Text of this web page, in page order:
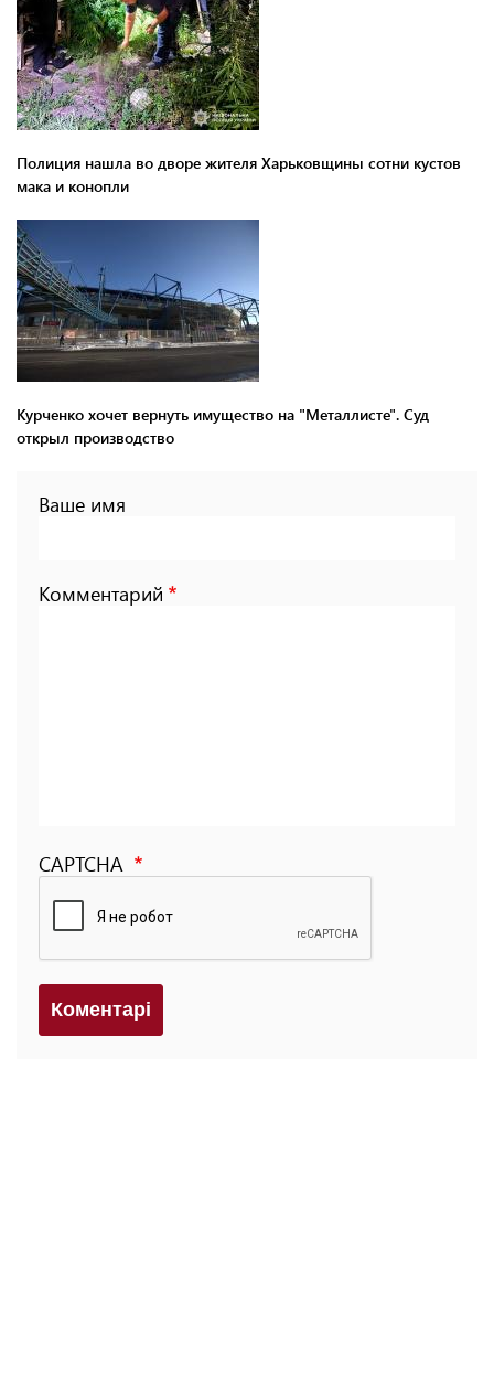
Полиция нашла во дворе жителя Харьковщины сотни кустов
мака и конопли
Курченко хочет вернуть имущество на "Металлисте". Суд
открыл производство
Ваше имя
Комментарий
CAPTCHA
Коментарi